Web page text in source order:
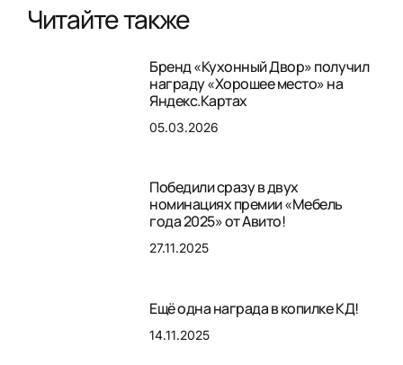
Читайте также
Бренд «Кухонный Двор» получил
награду «Хорошее место» на
Яндекс.Картах
05.03.2026
Победили сразу в двух
номинациях премии «Мебель
года 2025» от Авито!
27.11.2025
Ещё одна награда в копилке КД!
14.11.2025